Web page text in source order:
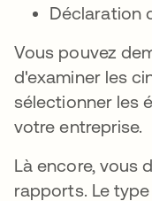
Déclaration
Vous pouvez
d'examiner les
sélectionner les
votre entreprise.
Là encore, vous
rapports. Le